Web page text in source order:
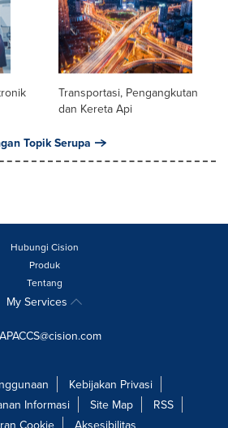
Transportasi, Pengangkutan
dan Kereta Api
Topik Serupa
Hubungi Cision
Produk
Tentang
My Services
APACCS@cision.com
Kebijakan Privasi
Informasi
Site Map
RSS